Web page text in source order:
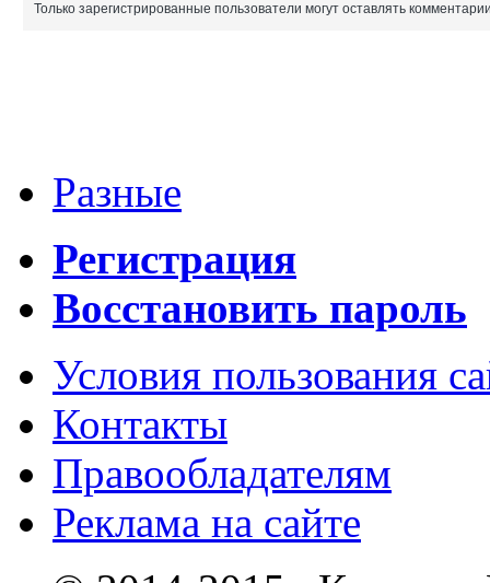
Только зарегистрированные пользователи могут оставлять
Разные
Регистрация
Восстановить пароль
Условия пользования
Контакты
Правообладателям
Реклама на сайте